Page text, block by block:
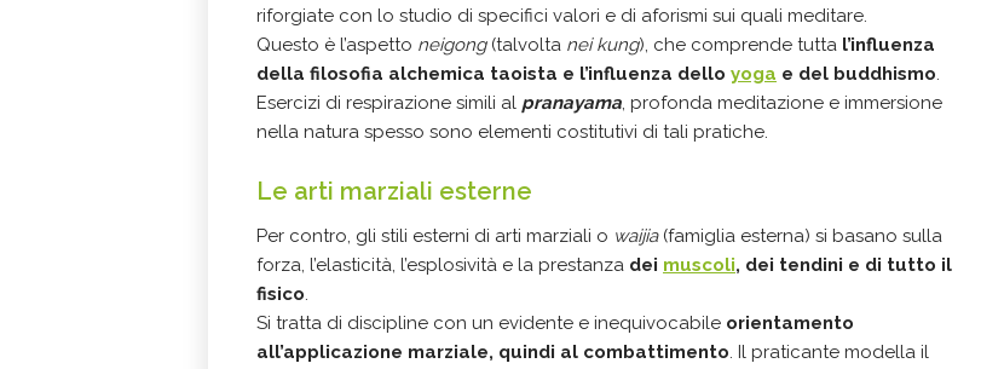
riforgiate con lo studio di specifici valori e di aforismi sui quali meditare.
Questo è l’aspetto neigong (talvolta nei kung), che comprende tutta l’influenza
della filosofia alchemica taoista e l’influenza dello yoga e del buddhismo.
Esercizi di respirazione simili al pranayama, profonda meditazione e immersione
nella natura spesso sono elementi costitutivi di tali pratiche.
Le arti marziali esterne
Per contro, gli stili esterni di arti marziali o waijia (famiglia esterna) si basano sulla
forza, l’elasticità, l’esplosività e la prestanza dei muscoli, dei tendini e di tutto il
fisico.
Si tratta di discipline con un evidente e inequivocabile orientamento
all’applicazione marziale, quindi al combattimento. Il praticante modella il